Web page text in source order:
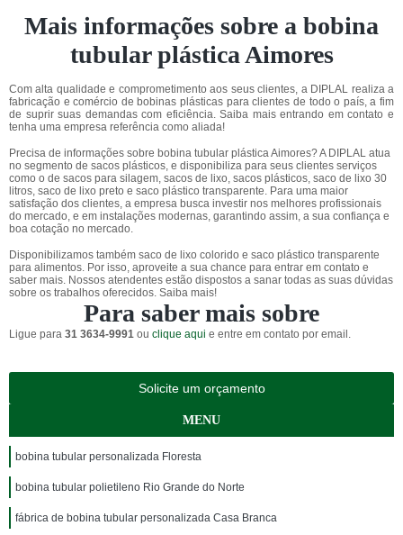
Mais informações sobre a bobina
tubular plástica Aimores
Com alta qualidade e comprometimento aos seus clientes, a DIPLAL realiza a
fabricação e comércio de bobinas plásticas para clientes de todo o país, a fim
de suprir suas demandas com eficiência. Saiba mais entrando em contato e
tenha uma empresa referência como aliada!
Precisa de informações sobre bobina tubular plástica Aimores? A DIPLAL atua
no segmento de sacos plásticos, e disponibiliza para seus clientes serviços
como o de sacos para silagem, sacos de lixo, sacos plásticos, saco de lixo 30
litros, saco de lixo preto e saco plástico transparente. Para uma maior
satisfação dos clientes, a empresa busca investir nos melhores profissionais
do mercado, e em instalações modernas, garantindo assim, a sua confiança e
boa cotação no mercado.
Disponibilizamos também saco de lixo colorido e saco plástico transparente
para alimentos. Por isso, aproveite a sua chance para entrar em contato e
saber mais. Nossos atendentes estão dispostos a sanar todas as suas dúvidas
sobre os trabalhos oferecidos. Saiba mais!
Para saber mais sobre
Ligue para 31 3634-9991 ou clique aqui e entre em contato por email.
Solicite um orçamento
MENU
bobina tubular personalizada Floresta
bobina tubular polietileno Rio Grande do Norte
fábrica de bobina tubular personalizada Casa Branca